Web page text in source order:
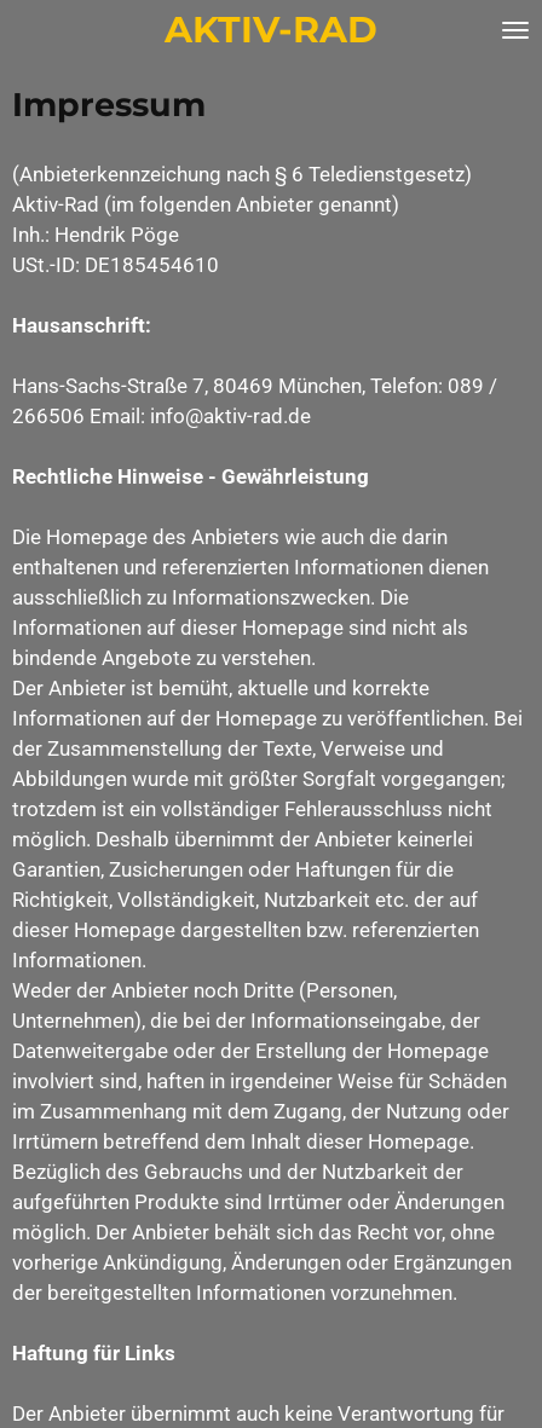
AKTIV-RAD
Impressum
(Anbieterkennzeichung nach § 6 Teledienstgesetz)
Aktiv-Rad (im folgenden Anbieter genannt)
Inh.: Hendrik Pöge
USt.-ID: DE185454610
Hausanschrift:
Hans-Sachs-Straße 7, 80469 München, Telefon: 089 /
266506 Email: info@aktiv-rad.de
Rechtliche Hinweise - Gewährleistung
Die Homepage des Anbieters wie auch die darin
enthaltenen und referenzierten Informationen dienen
ausschließlich zu Informationszwecken. Die
Informationen auf dieser Homepage sind nicht als
bindende Angebote zu verstehen.
Der Anbieter ist bemüht, aktuelle und korrekte
Informationen auf der Homepage zu veröffentlichen. Bei
der Zusammenstellung der Texte, Verweise und
Abbildungen wurde mit größter Sorgfalt vorgegangen;
trotzdem ist ein vollständiger Fehlerausschluss nicht
möglich. Deshalb übernimmt der Anbieter keinerlei
Garantien, Zusicherungen oder Haftungen für die
Richtigkeit, Vollständigkeit, Nutzbarkeit etc. der auf
dieser Homepage dargestellten bzw. referenzierten
Informationen.
Weder der Anbieter noch Dritte (Personen,
Unternehmen), die bei der Informationseingabe, der
Datenweitergabe oder der Erstellung der Homepage
involviert sind, haften in irgendeiner Weise für Schäden
im Zusammenhang mit dem Zugang, der Nutzung oder
Irrtümern betreffend dem Inhalt dieser Homepage.
Bezüglich des Gebrauchs und der Nutzbarkeit der
aufgeführten Produkte sind Irrtümer oder Änderungen
möglich. Der Anbieter behält sich das Recht vor, ohne
vorherige Ankündigung, Änderungen oder Ergänzungen
der bereitgestellten Informationen vorzunehmen.
Haftung für Links
Der Anbieter übernimmt auch keine Verantwortung für